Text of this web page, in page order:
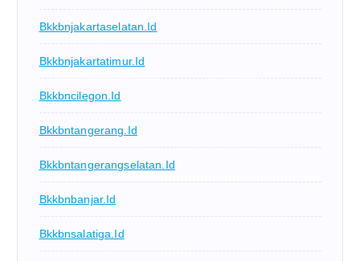
Bkkbnjakartaselatan.id
Bkkbnjakartatimur.id
Bkkbncilegon.id
Bkkbntangerang.id
Bkkbntangerangselatan.id
Bkkbnbanjar.id
Bkkbnsalatiga.id